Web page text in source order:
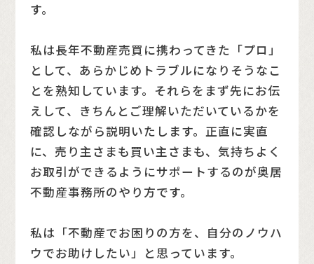
す。
私は長年不動産売買に携わってきた「プロ」
として、あらかじめトラブルになりそうなこ
とを熟知しています。それらをまず先にお伝
えして、きちんとご理解いただいているかを
確認しながら説明いたします。正直に実直
に、売り主さまも買い主さまも、気持ちよく
お取引ができるようにサポートするのが奥居
不動産事務所のやり方です。
私は「不動産でお困りの方を、自分のノウハ
ウでお助けしたい」と思っています。